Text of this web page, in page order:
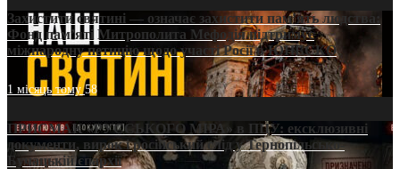
Захистити святині — означає захистити пам’ять людства:
Фонд пам’яті Митрополита Мефодія підтримує
міжнародну петицію щодо участі Росії в ЮНЕСКО
1 місяць тому58
ПРИСМАК «РУССЬКОГО МІРА» в ПЦУ: ексклюзивні
документи, вирок і російський слід у Тернопільсько-
Бучацькій єпархії